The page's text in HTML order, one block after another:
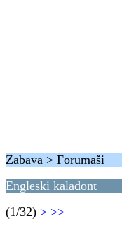
Zabava > Forumaši
Engleski kaladont
(1/32) > >>